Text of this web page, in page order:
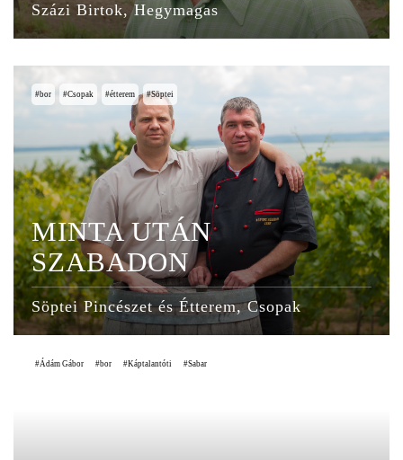
Százi Birtok, Hegymagas
bor Csopak étterem Söptei
MINTA UTÁN
SZABADON
Söptei Pincészet és Étterem, Csopak
Ádám Gábor bor Káptalantóti Sabar